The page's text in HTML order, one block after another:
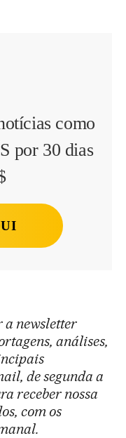
como
por 30 dias
newsletter
análises,
de segunda a
receber nossa
com os